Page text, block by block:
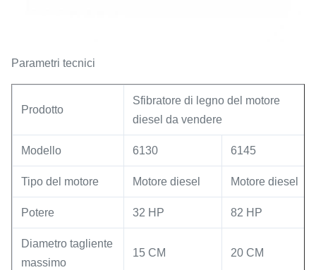
Parametri tecnici
Prodotto
Sfibratore di legno del motore
diesel da vendere
Modello 6130 6145
Tipo del motore Motore diesel Motore diesel
Potere 32 HP 82 HP
Diametro tagliente
massimo
15 CM 20 CM